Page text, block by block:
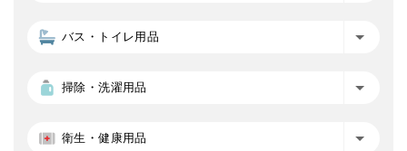
バス・トイレ用品
掃除・洗濯用品
衛生・健康用品